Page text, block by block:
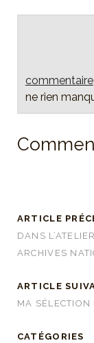
commentaire
ne rien
ARTICLE
DANS
ARCHIVES
ARTICLE
MA SÉLECTION
CATÉGORIES